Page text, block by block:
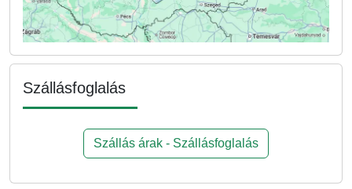
Szállásfoglalás
Szállás árak - Szállásfoglalás